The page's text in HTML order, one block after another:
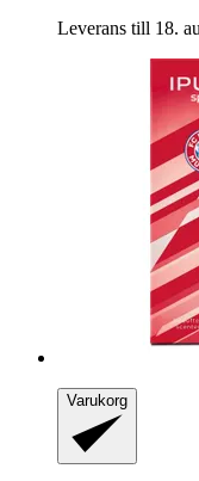
Leverans till 18.
Varukorg